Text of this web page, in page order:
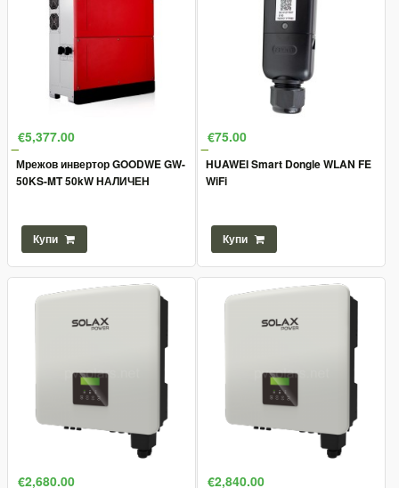
€5,377.00
Мрежов инвертор GOODWE GW-
50KS-MT 50kW НАЛИЧЕН
Купи
€75.00
HUAWEI Smart Dongle WLAN FE
WiFi
Купи
€2,680.00 €2,840.00